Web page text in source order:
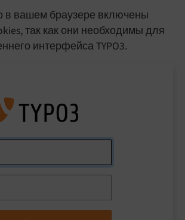
в вашем браузере включены
так как они необходимы для
интерфейса TYPO3.